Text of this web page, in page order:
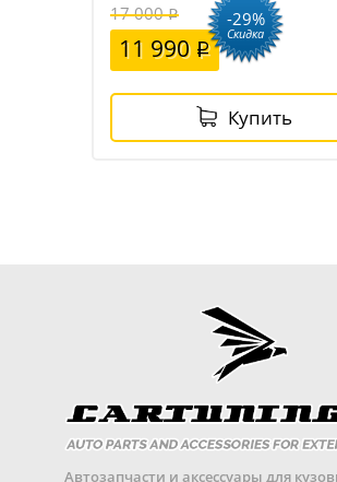
17 000
11 990
-29%
Скидка
Купить
Автозапчасти и аксессуары для